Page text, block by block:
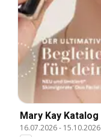
Mary Kay Katalog
16.07.2026- 15.10.2026